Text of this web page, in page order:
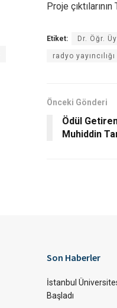
Proje
Etiket: Dr. Öğr.
radyo yayıncılığı
Önceki Gönderi
Ödül
Muhiddin
Son Haberler
İstanbul
Başladı